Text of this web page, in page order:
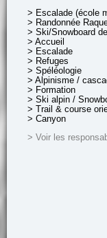
> Escalade (école
> Randonnée
> Ski/Snowboard de
> Accueil
> Escalade
> Refuges
> Spéléologie
> Alpinisme /
> Formation
> Ski alpin /
> Trail & course
> Canyon
> Voir les